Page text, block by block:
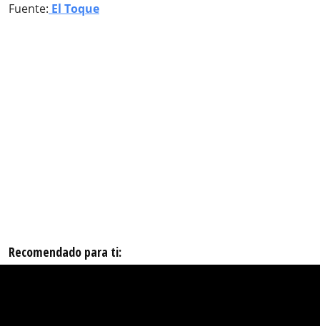
Fuente: El Toque
Recomendado para ti: